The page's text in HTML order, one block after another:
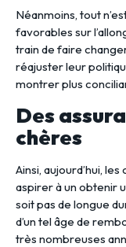
Néanmoins, tout
favorables sur
train de faire
réajuster leur
montrer plus
Des
chères
Ainsi, aujourd’hui,
aspirer à un obtenir
soit pas de longue
d’un tel âge de
très nombreuses